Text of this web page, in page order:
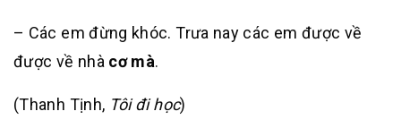
– Các em đừng khóc. Trưa nay các em được về
được về nhà cơ mà.
(Thanh Tịnh, Tôi đi học)